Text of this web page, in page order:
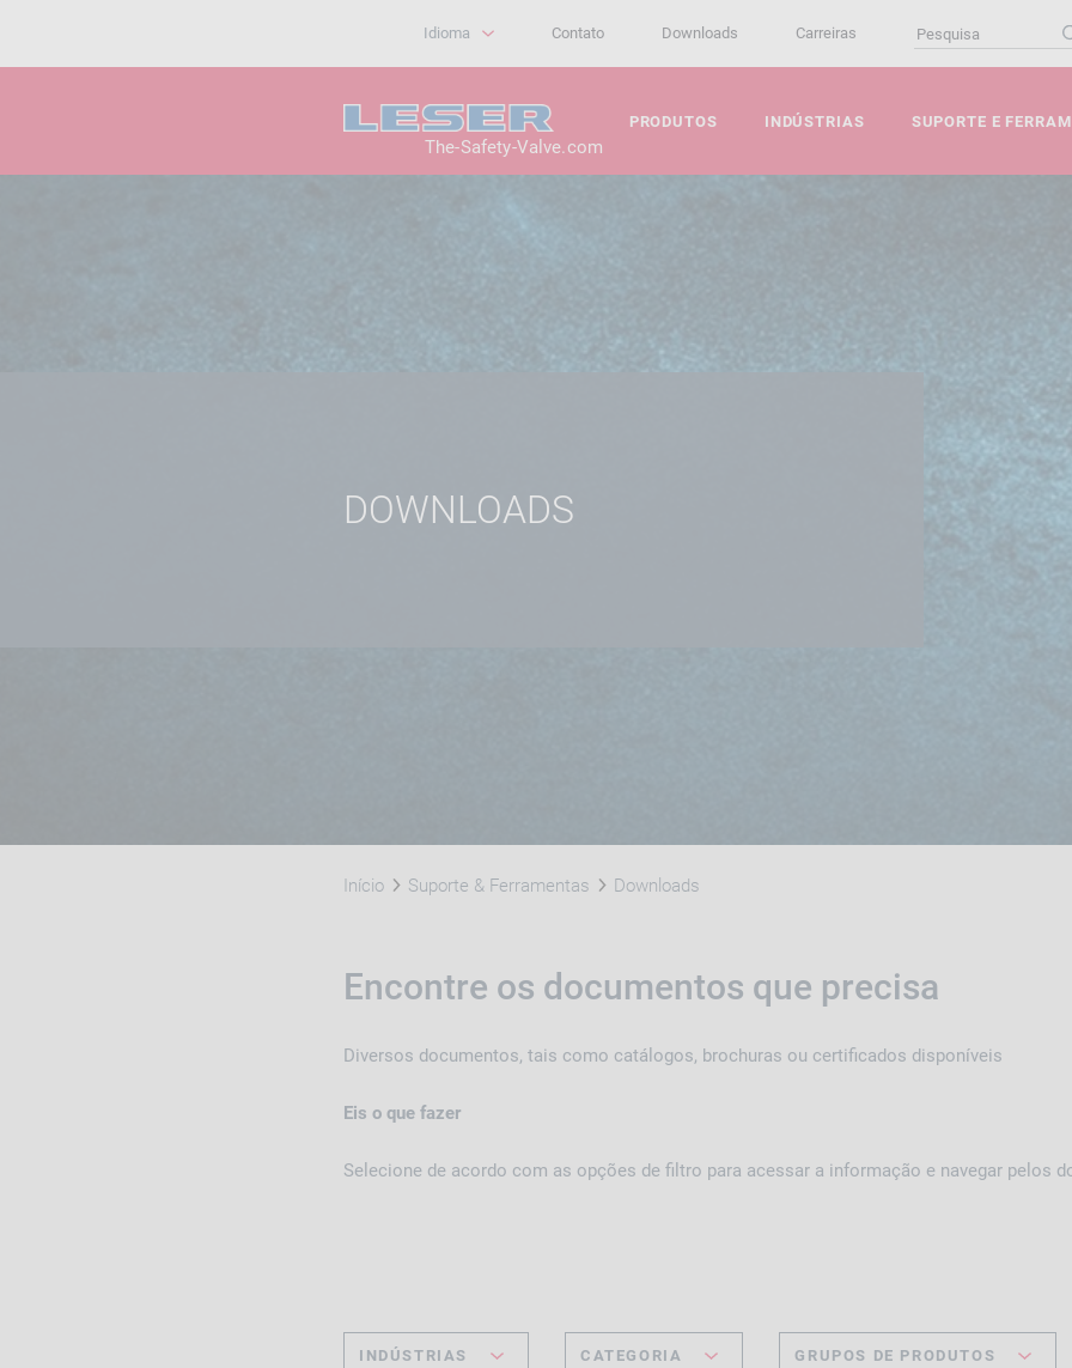
Contato Downloads Carreiras
Idioma
The-Safety-Valve.com
PRODUTOS INDÚSTRIAS SUPORTE E
DOWNLOADS
Início Suporte & Ferramentas Downloads
Encontre os documentos que precisa
Diversos documentos, tais como catálogos, brochuras ou certificados disponíveis
Eis o que fazer
Selecione de acordo com as opções de filtro para acessar a informação e navegar pelos
INDÚSTRIAS CATEGORIA GRUPOS DE PRODUTOS